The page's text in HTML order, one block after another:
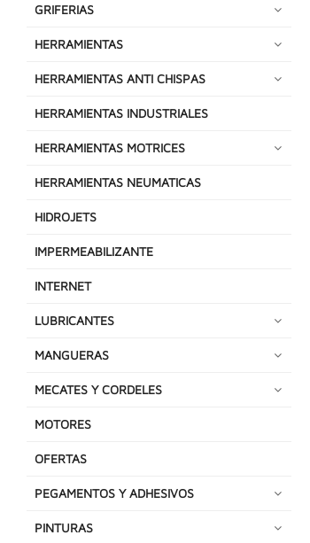
GRIFERIAS
HERRAMIENTAS
HERRAMIENTAS ANTI CHISPAS
HERRAMIENTAS INDUSTRIALES
HERRAMIENTAS MOTRICES
HERRAMIENTAS NEUMATICAS
HIDROJETS
IMPERMEABILIZANTE
INTERNET
LUBRICANTES
MANGUERAS
MECATES Y CORDELES
MOTORES
OFERTAS
PEGAMENTOS Y ADHESIVOS
PINTURAS